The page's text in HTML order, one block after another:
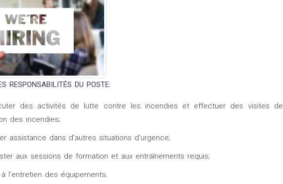
RESPONSABILITÉS DU POSTE:
des activités de lutte contre les incendies et effectuer des visites de
des incendies;
assistance dans d’autres situations d’urgence;
aux sessions de formation et aux entraînements requis;
l’entretien des équipements;